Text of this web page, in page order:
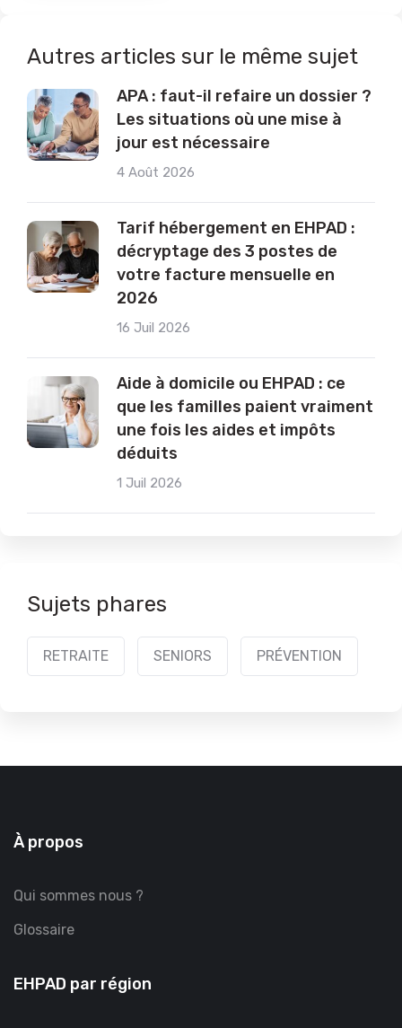
Autres articles sur le même sujet
APA : faut-il refaire un dossier ?
Les situations où une mise à
jour est nécessaire
4 Août 2026
Tarif hébergement en EHPAD :
décryptage des 3 postes de
votre facture mensuelle en
2026
16 Juil 2026
Aide à domicile ou EHPAD : ce
que les familles paient vraiment
une fois les aides et impôts
déduits
1 Juil 2026
Sujets phares
RETRAITE SENIORS PRÉVENTION
À propos
Qui sommes nous ?
Glossaire
EHPAD par région